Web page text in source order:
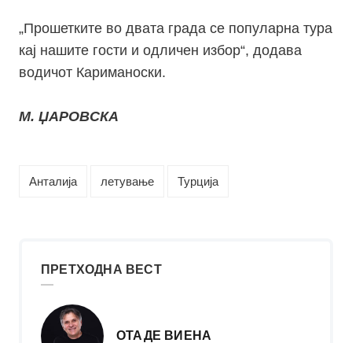
„Прошетките во двата града се популарна тура
кај нашите гости и одличен избор“, додава
водичот Кариманоски.
М. ЏАРОВСКА
Анталија летување Турција
ПРЕТХОДНА ВЕСТ
ОТАДЕ ВИЕНА